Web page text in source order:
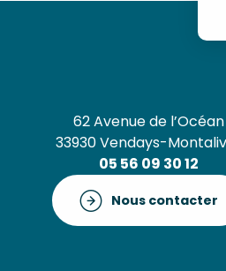
62 Avenue de l’Océan
33930 Vendays-
05 56 09 30 12
Nous contacter